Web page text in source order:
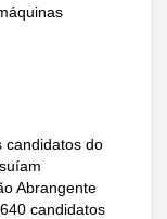
candidatos do
Abrangente
candidatos